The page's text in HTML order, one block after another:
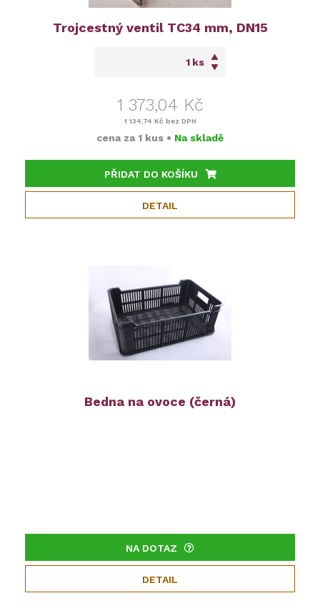
Trojcestný ventil TC34 mm, DN15
ks
1 373,04 Kč
1 134,74 Kč bez DPH
cena za 1 kus • Na skladě
PŘIDAT DO KOŠÍKU
DETAIL
Bedna na ovoce (černá)
NA DOTAZ
DETAIL